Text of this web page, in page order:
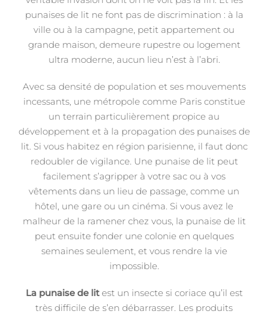
punaises de lit ne font pas de discrimination : à la
ville ou à la campagne, petit appartement ou
grande maison, demeure rupestre ou logement
ultra moderne, aucun lieu n’est à l’abri.
Avec sa densité de population et ses mouvements
incessants, une métropole comme Paris constitue
un terrain particulièrement propice au
développement et à la propagation des punaises de
lit. Si vous habitez en région parisienne, il faut donc
redoubler de vigilance. Une punaise de lit peut
facilement s’agripper à votre sac ou à vos
vêtements dans un lieu de passage, comme un
hôtel, une gare ou un cinéma. Si vous avez le
malheur de la ramener chez vous, la punaise de lit
peut ensuite fonder une colonie en quelques
semaines seulement, et vous rendre la vie
impossible.
La punaise de litest un insecte si coriace qu’il est
très difficile de s’en débarrasser. Les produits